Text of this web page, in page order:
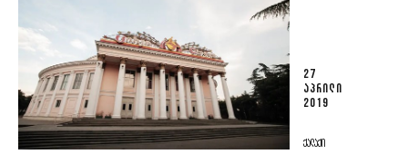
27
ᲐᲞᲠᲘᲚᲘ
2019
ᲥᲐᲚᲐᲥᲘ